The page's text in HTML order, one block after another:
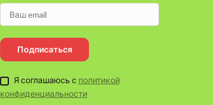
Подписаться
Я соглашаюсь с политикой
конфиденциальности